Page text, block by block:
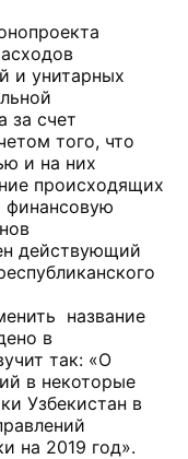
и унитарных
за счет
того, что
и на них
происходящих
финансовую
действующий
название
в
так: «О
в некоторые
Узбекистан в
на 2019 год».